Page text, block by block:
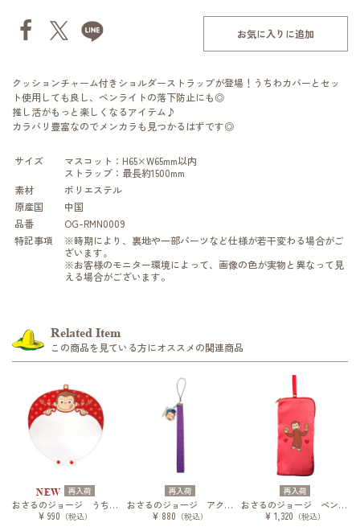
お気に入りに追加
クッションチャーム付きショルダーストラップが登場！うちわカバーとセッ
ト使用しても良し、ペンライトの落下防止にも◎
推し活がもっと楽しくなるアイテム♪
カラバリ豊富なのでメンカラも見つかるはずです◎
サイズ
マスコット：H65×W65mm以内
ストラップ：最長約1500mm
素材
ポリエステル
原産国
中国
品番
OG-RMN0009
特記事項
※時期により、裏地や一部パーツなど仕様が若干変わる場合がご
ざいます。
※お客様のモニター環境によって、画像の色が実物と異なって見
える場合がございます。
Related Item
この商品を見ている方にオススメの関連商品
NEW 再入荷
おさるのジョージ うちわカバーvol.2
¥ 990 （税込）
再入荷
おさるのジョージ アクリルキーチェーン
¥ 880 （税込）
再入荷
おさるのジョージ ペンライトケース
¥ 1,320 （税込）